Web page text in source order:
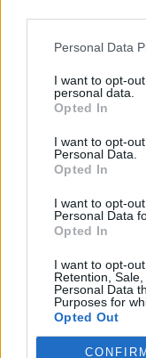
Personal Data
I want to opt-
personal data.
Opted In
I want to opt-
Personal Data.
Opted In
I want to opt-
Personal Data
Opted In
I want to opt-
Retention,
Personal Data
Purposes for
Opted Out
Un
Poliție
făcut
350
mințit